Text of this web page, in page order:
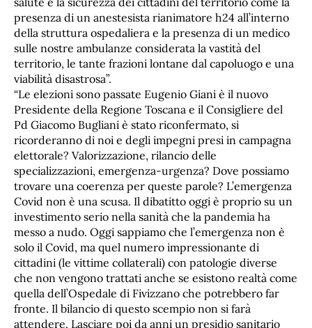
presenza di un anestesista rianimatore h24 all’interno
della struttura ospedaliera e la presenza di un medico
sulle nostre ambulanze considerata la vastità del
territorio, le tante frazioni lontane dal capoluogo e una
viabilità disastrosa”.
“Le elezioni sono passate Eugenio Giani è il nuovo
Presidente della Regione Toscana e il Consigliere del
Pd Giacomo Bugliani è stato riconfermato, si
ricorderanno di noi e degli impegni presi in campagna
elettorale? Valorizzazione, rilancio delle
specializzazioni, emergenza-urgenza? Dove possiamo
trovare una coerenza per queste parole? L’emergenza
Covid non è una scusa. Il dibatitto oggi è proprio su un
investimento serio nella sanità che la pandemia ha
messo a nudo. Oggi sappiamo che l’emergenza non è
solo il Covid, ma quel numero impressionante di
cittadini (le vittime collaterali) con patologie diverse
che non vengono trattati anche se esistono realtà come
quella dell’Ospedale di Fivizzano che potrebbero far
fronte. Il bilancio di questo scempio non si farà
attendere. Lasciare poi da anni un presidio sanitario